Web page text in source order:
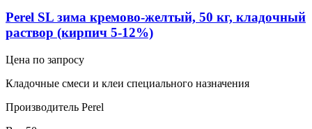
Perel SL зима кремово-желтый, 50 кг, кладочный
раствор (кирпич 5-12%)
Цена по запросу
Кладочные смеси и клеи специального назначения
Производитель Perel